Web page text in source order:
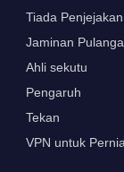
Tiada
Jaminan
Ahli sekutu
Pengaruh
Tekan
VPN untuk